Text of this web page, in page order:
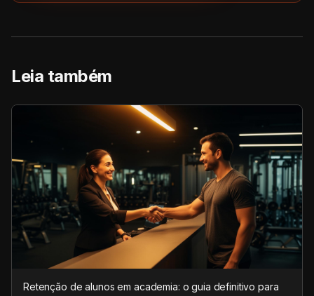
Leia também
Retenção de alunos em academia: o guia definitivo para